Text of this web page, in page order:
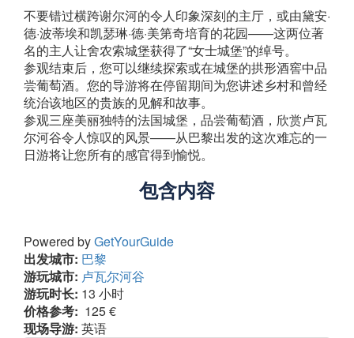
不要错过横跨谢尔河的令人印象深刻的主厅，或由黛安·
德·波蒂埃和凯瑟琳·德·美第奇培育的花园——这两位著
名的主人让舍农索城堡获得了“女士城堡”的绰号。
参观结束后，您可以继续探索或在城堡的拱形酒窖中品
尝葡萄酒。您的导游将在停留期间为您讲述乡村和曾经
统治该地区的贵族的见解和故事。
参观三座美丽独特的法国城堡，品尝葡萄酒，欣赏卢瓦
尔河谷令人惊叹的风景——从巴黎出发的这次难忘的一
日游将让您所有的感官得到愉悦。
包含内容
Powered byGetYourGuide
出发城市: 巴黎
游玩城市: 卢瓦尔河谷
游玩时长: 13 小时
价格参考: 125 €
现场导游: 英语